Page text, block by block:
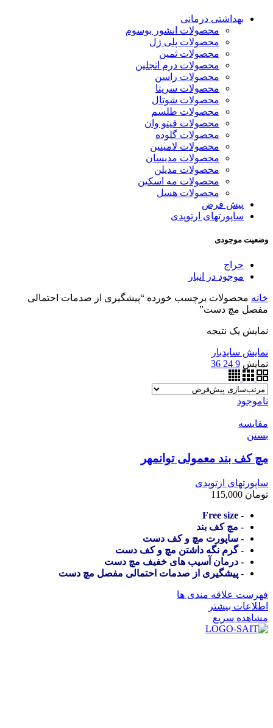
بهداشتی درمانی
محصولات انشور بوسوم
محصولات پلی ژل
محصولات ثمین
محصولات درم انجلین
محصولات راسن
محصولات سریتا
محصولات شوتال
محصولات طلسم
محصولات فیتو وان
محصولات گلوده
محصولات لامینین
محصولات مدیسان
محصولات مدیلن
محصولات مه اسکین
محصولات هسل
پیش فرض
ساپورتهای ارتوپدی
وضعیت موجودی
حراج
موجود در انبار
خانه محصولات برچسب خورده “پیشگیری از صدمات احتمالی
مفصل مچ دست”
نمایش یک نتیجه
نمایش سایدبار
نمایش 9
24
36
ناموجود
مقایسه
بستن
مچ کف بند معمولی توانمهر
ساپورتهای ارتوپدی
تومان
- Free size
- مچ کف بند
- ساپورت مچ و کف دست
- گرم نگه داشتن مچ و کف دست
- درمان آسیب های خفیف مچ دست
- پیشگیری از صدمات احتمالی مفصل مچ دست
فهرست علاقه مندی ها
اطلاعات بیشتر
مشاهده سریع